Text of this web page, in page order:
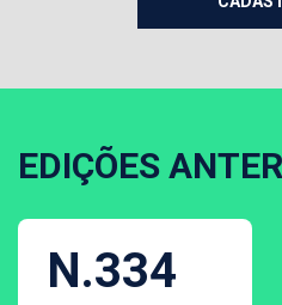
EDIÇÕES
N.334